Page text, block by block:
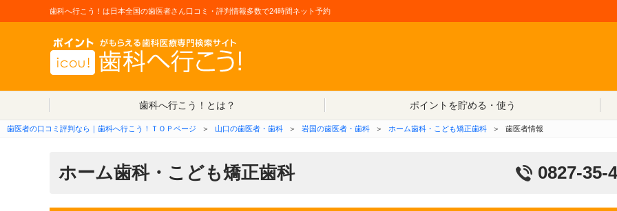
歯科へ行こう！は日本全国の歯医者さん口コミ・評判情報多数で24時間ネット予約
歯科へ行こう！とは？
ポイントを貯める・使う
歯医者の口コミ評判なら｜歯科へ行こう！ＴＯＰページ ＞ 山口の歯医者・歯科 ＞ 岩国の歯医者・歯科 ＞ ホーム歯科・こども矯正歯科 ＞ 歯医者情報
ホーム歯科・こども矯正歯科 0827-35-